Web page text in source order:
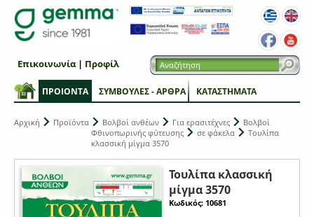
ΠΡΟΙΟΝΤΑ ΣΥΜΒΟΥΛΕΣ - ΑΡΘΡΑ ΚΑΤΑΣΤΗΜΑΤΑ
Επικοινωνία| Προφίλ
Αρχική Προϊόντα Βολβοί ανθέων Για ερασιτέχνες
Βολβοί
Φθινοπωρινής φύτευσης
σε φάκελα
Τουλίπα
κλασσική μίγμα 3570
Τουλίπα κλασσική
μίγμα 3570
Κωδικός: 10681